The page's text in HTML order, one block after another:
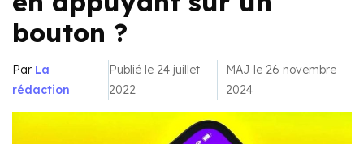
bouton ?
Par La
rédaction
Publié le 24 juillet
2022
MAJ le 26 novembre
2024